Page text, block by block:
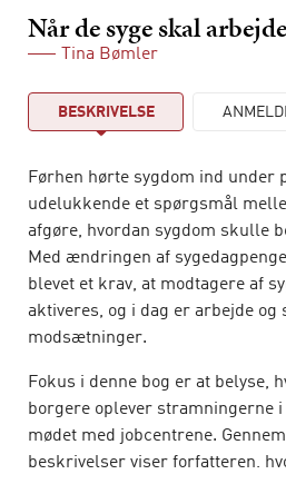
Når de syge skal arbejde
Tina Bømler
BESKRIVELSE
Førhen hørte sygdom ind under
udelukkende et spørgsmål
afgøre, hvordan sygdom skulle
Med ændringen af
blevet et krav, at modtagere af
aktiveres, og i dag er arbejde
modsætninger.
Fokus i denne bog er at belyse,
borgere oplever stramningerne
mødet med jobcentrene.
beskrivelser viser forfatteren,